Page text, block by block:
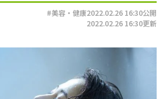
#美容・健康2022.02.26 16:30公開
2022.02.26 16:30更新